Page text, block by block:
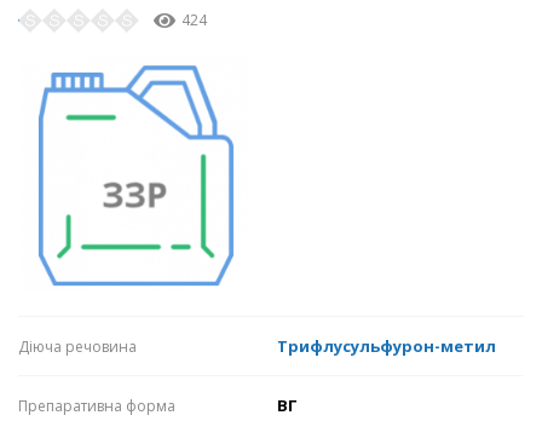
424
Діюча речовина Трифлусульфурон-метил
Препаративна форма ВГ